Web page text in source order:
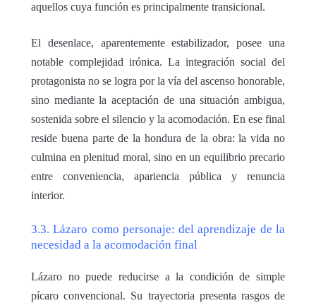
aquellos cuya función es principalmente transicional.
El desenlace, aparentemente estabilizador, posee una
notable complejidad irónica. La integración social del
protagonista no se logra por la vía del ascenso honorable,
sino mediante la aceptación de una situación ambigua,
sostenida sobre el silencio y la acomodación. En ese final
reside buena parte de la hondura de la obra: la vida no
culmina en plenitud moral, sino en un equilibrio precario
entre conveniencia, apariencia pública y renuncia
interior.
3.3. Lázaro como personaje: del aprendizaje de la
necesidad a la acomodación final
Lázaro no puede reducirse a la condición de simple
pícaro convencional. Su trayectoria presenta rasgos de